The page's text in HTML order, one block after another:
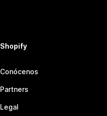
Shopify
Conócenos
Partners
Legal